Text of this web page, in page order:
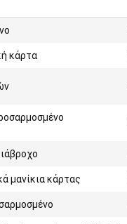
κάρτα
μανίκια κάρτας